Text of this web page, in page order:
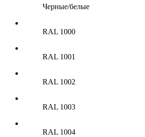
Черные/белые
RAL 1000
RAL 1001
RAL 1002
RAL 1003
RAL 1004